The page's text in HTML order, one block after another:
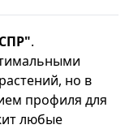
.
но в
профиля для
любые